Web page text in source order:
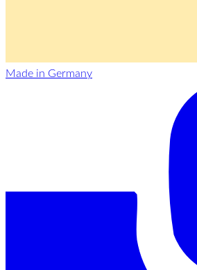
Made in Germany